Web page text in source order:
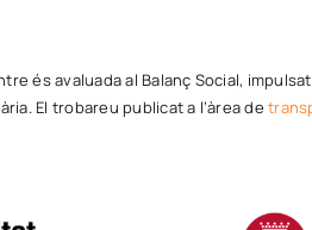
és avaluada al Balanç Social,
El trobareu publicat a l’àrea de